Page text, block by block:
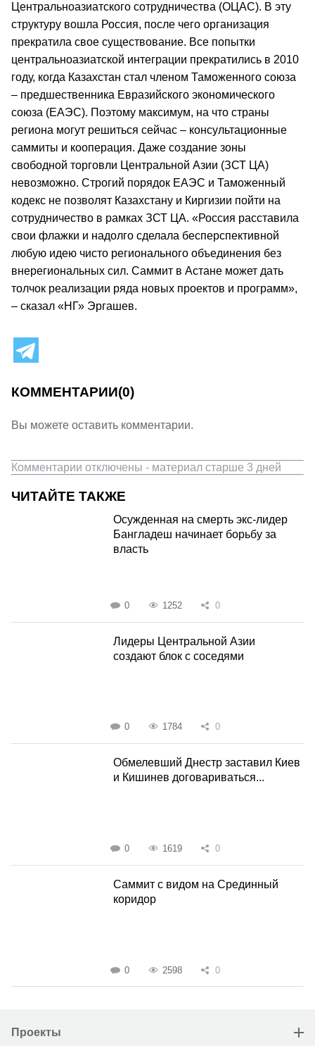
Центральноазиатского сотрудничества (ОЦАС). В эту
структуру вошла Россия, после чего организация
прекратила свое существование. Все попытки
центральноазиатской интеграции прекратились в 2010
году, когда Казахстан стал членом Таможенного союза
– предшественника Евразийского экономического
союза (ЕАЭС). Поэтому максимум, на что страны
региона могут решиться сейчас – консультационные
саммиты и кооперация. Даже создание зоны
свободной торговли Центральной Азии (ЗСТ ЦА)
невозможно. Строгий порядок ЕАЭС и Таможенный
кодекс не позволят Казахстану и Киргизии пойти на
сотрудничество в рамках ЗСТ ЦА. «Россия расставила
свои флажки и надолго сделала бесперспективной
любую идею чисто регионального объединения без
внерегиональных сил. Саммит в Астане может дать
толчок реализации ряда новых проектов и программ»,
– сказал «НГ» Эргашев.
КОММЕНТАРИИ(0)
Вы можете оставить комментарии.
Комментарии отключены - материал старше 3 дней
ЧИТАЙТЕ ТАКЖЕ
Осужденная на смерть экс-лидер
Бангладеш начинает борьбу за
власть
0 1252 0
Лидеры Центральной Азии
создают блок с соседями
0 1784 0
Обмелевший Днестр заставил Киев
и Кишинев договариваться...
0 1619 0
Саммит с видом на Срединный
коридор
0 2598 0
Проекты